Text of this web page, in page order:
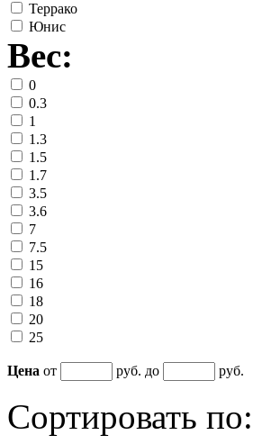
Террако
Юнис
Вес:
0
0.3
1
1.3
1.5
1.7
3.5
3.6
7
7.5
15
16
18
20
25
Цена от руб. до руб.
Сортировать по: